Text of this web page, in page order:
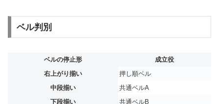
ベル判別
ベルの停止形
成立役
右上がり揃い
押し順ベル
中段揃い
共通ベルA
下段揃い
共通ベルB